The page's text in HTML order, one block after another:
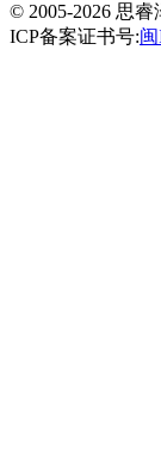
© 2005-2026 思
ICP备案证书号: